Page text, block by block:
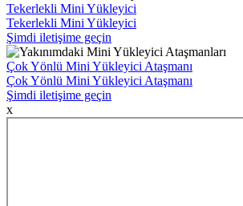
Tekerlekli Mini Yükleyici
Tekerlekli Mini Yükleyici
Şimdi iletişime geçin
Çok Yönlü Mini Yükleyici Ataşmanı
Çok Yönlü Mini Yükleyici Ataşmanı
Şimdi iletişime geçin
x